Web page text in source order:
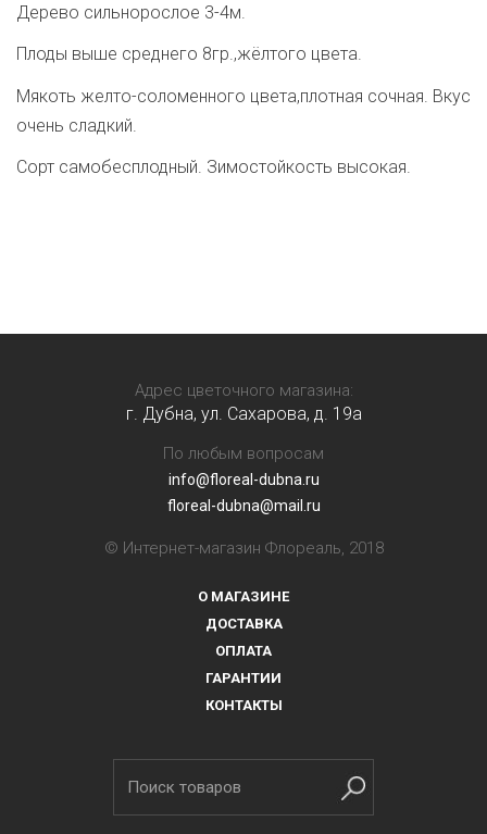
Дерево сильнорослое 3-4м.
Плоды выше среднего 8гр.,жёлтого цвета.
Мякоть желто-соломенного цвета,плотная сочная. Вкус
очень сладкий.
Сорт самобесплодный. Зимостойкость высокая.
Адрес цветочного магазина:
г. Дубна, ул. Сахарова, д. 19a
По любым вопросам
info@floreal-dubna.ru
floreal-dubna@mail.ru
© Интернет-магазин Флореаль, 2018
О МАГАЗИНЕ
ДОСТАВКА
ОПЛАТА
ГАРАНТИИ
КОНТАКТЫ